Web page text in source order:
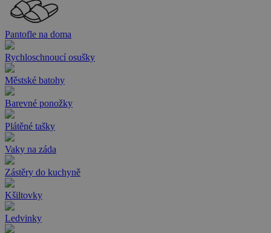
Pantofle na doma
Rychloschnoucí osušky
Městské batohy
Barevné ponožky
Plátěné tašky
Vaky na záda
Zástěry do kuchyně
Kšiltovky
Ledvinky